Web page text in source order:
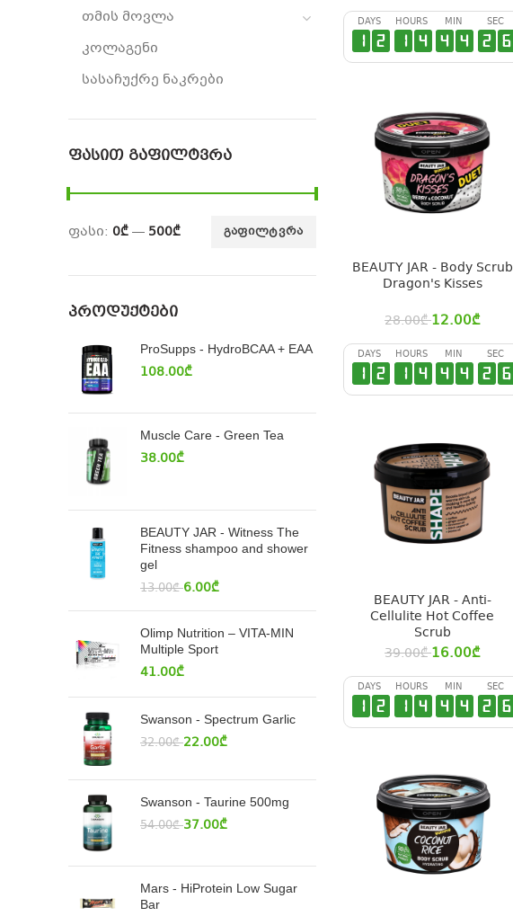
თმის მოვლა
კოლაგენი
სასაჩუქრე ნაკრები
ᲤᲐᲡᲘᲗ ᲒᲐᲤᲘᲚᲢᲕᲠᲐ
ᲒᲐᲤᲘᲚᲢᲕᲠᲐ
ფასი: 0₾— 500₾
ᲞᲠᲝᲓᲣᲥᲢᲔᲑᲘ
ProSupps - HydroBCAA + EAA
108.00₾
Muscle Care - Green Tea
38.00₾
BEAUTY JAR - Witness The
Fitness shampoo and shower
gel
13.00₾ 6.00₾
Olimp Nutrition – VITA-MIN
Multiple Sport
41.00₾
Swanson - Spectrum Garlic
32.00₾ 22.00₾
Swanson - Taurine 500mg
54.00₾ 37.00₾
Mars - HiProtein Low Sugar
Bar
DAYS
1 2
HOURS
1 4
MIN
4 4
SEC
2 6
BEAUTY JAR - Body Scrub
Dragon's Kisses
28.00₾ 12.00₾
DAYS
1 2
HOURS
1 4
MIN
4 4
SEC
2 6
BEAUTY JAR - Anti-
Cellulite Hot Coffee
Scrub
39.00₾ 16.00₾
DAYS
1 2
HOURS
1 4
MIN
4 4
SEC
2 6